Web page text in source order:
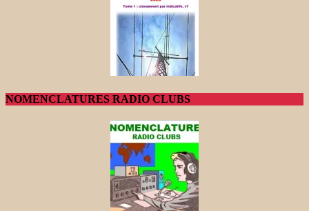
NOMENCLATURES RADIO CLUBS